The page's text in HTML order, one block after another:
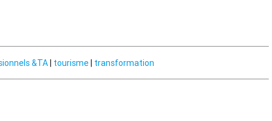
&TA| tourisme| transformation